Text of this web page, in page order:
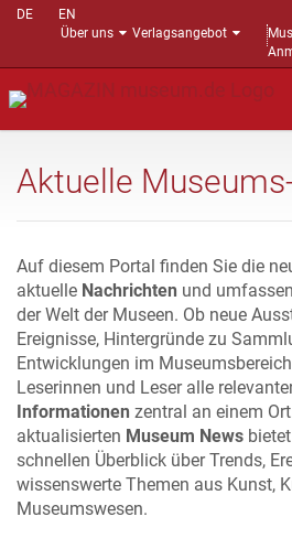
DE
EN
Über uns
Verlagsangebot
Aktuelle
Auf diesem Portal finden Sie die
aktuelle Nachrichten und
der Welt der Museen. Ob neue
Ereignisse, Hintergründe zu
Entwicklungen im
Leserinnen und Leser alle
Informationen zentral an einem
aktualisierten Museum News
schnellen Überblick über Trends,
wissenswerte Themen aus Kunst,
Museumswesen.